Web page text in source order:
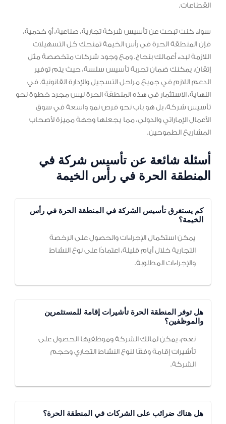
القطاعات.
سواء كنت تبحث عن تأسيس شركة تجارية، صناعية، أو خدمية،
فإن المنطقة الحرة في رأس الخيمة تمنحك كل التسهيلات
اللازمة لبدء أعمالك بنجاح. ومع وجود شركات متخصصة مثل
إتقان، يمكنك ضمان تجربة تأسيس سلسة، حيث يتم توفير
الدعم اللازم في جميع مراحل التسجيل والإدارة القانونية. في
النهاية، الاستثمار في هذه المنطقة الحرة ليس مجرد خطوة نحو
تأسيس شركة، بل هو باب نحو فرص نمو واسعة في سوق
الأعمال الإماراتي والدولي، مما يجعلها وجهة مميزة لأصحاب
المشاريع الطموحين.
أسئلة شائعة عن تأسيس شركة في
المنطقة الحرة في رأس الخيمة
كم يستغرق تأسيس الشركة في المنطقة الحرة في رأس
الخيمة؟
يمكن استكمال الإجراءات والحصول على الرخصة
التجارية خلال أيام قليلة، اعتمادًا على نوع النشاط
والإجراءات المطلوبة.
هل توفر المنطقة الحرة تأشيرات إقامة للمستثمرين
والموظفين؟
نعم، يمكن لمالك الشركة وموظفيها الحصول على
تأشيرات إقامة وفقًا لنوع النشاط التجاري وحجم
الشركة.
هل هناك ضرائب على الشركات في المنطقة الحرة؟